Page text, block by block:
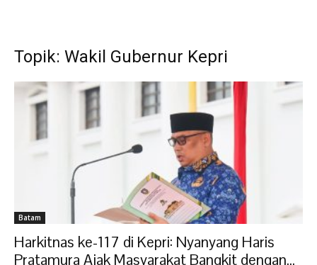
Topik: Wakil Gubernur Kepri
Batam
Harkitnas ke-117 di Kepri: Nyanyang Haris
Pratamura Ajak Masyarakat Bangkit dengan...